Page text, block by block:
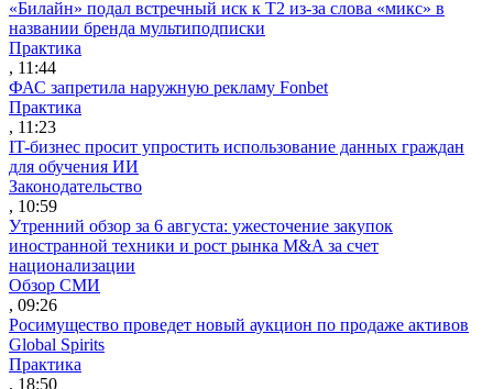
«Билайн» подал встречный иск к Т2 из-за слова «микс» в
названии бренда мультиподписки
Практика
, 11:44
ФАС запретила наружную рекламу Fonbet
Практика
, 11:23
IT-бизнес просит упростить использование данных граждан
для обучения ИИ
Законодательство
, 10:59
Утренний обзор за 6 августа: ужесточение закупок
иностранной техники и рост рынка M&A за счет
национализации
Обзор СМИ
, 09:26
Росимущество проведет новый аукцион по продаже активов
Global Spirits
Практика
, 18:50